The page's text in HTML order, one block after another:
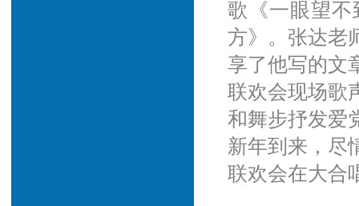
歌《一眼望
方》。张达老
享了他写的文
联欢会现场歌
和舞步抒发爱
新年到来，尽
联欢会在大